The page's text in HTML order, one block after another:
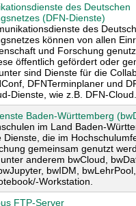
des Deutschen
(DFN-Dienste)
des
können von allen
und Forschung
öffentlich gefördert oder
sind Dienste für die
DFNTerminplaner und
Dienste, wie z.B. DFN-Cloud.
Baden-Württemberg
im Land Baden-
Dienste, die im
gemeinsam genutzt
anderem bwCloud,
bwIDM, bwLehrPool,
Workstation.
FTP-Server